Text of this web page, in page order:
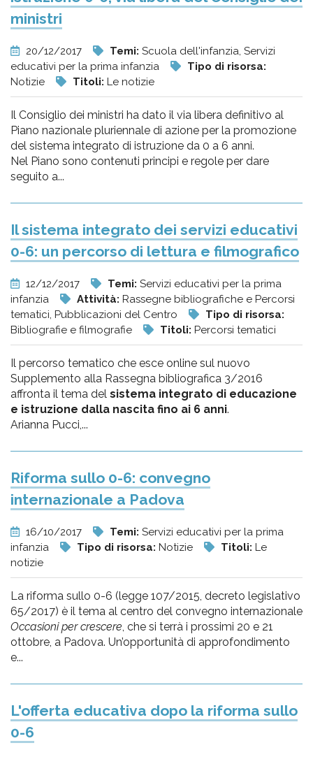
ministri
20/12/2017 Temi: Scuola dell'infanzia, Servizi
educativi per la prima infanzia
Tipo di risorsa:
Notizie
Titoli: Le notizie
Il Consiglio dei ministri ha dato il via libera definitivo al
Piano nazionale pluriennale di azione per la promozione
del sistema integrato di istruzione da 0 a 6 anni.
Nel Piano sono contenuti principi e regole per dare
seguito a...
Il sistema integrato dei servizi educativi
0-6: un percorso di lettura e filmografico
12/12/2017 Temi: Servizi educativi per la prima
infanzia
Attività: Rassegne bibliografiche e Percorsi
tematici, Pubblicazioni del Centro
Tipo di risorsa:
Bibliografie e filmografie
Titoli: Percorsi tematici
Il percorso tematico che esce online sul nuovo
Supplemento alla Rassegna bibliografica 3/2016
affronta il tema del sistema integrato di educazione
e istruzione dalla nascita fino ai 6 anni.
Arianna Pucci,...
Riforma sullo 0-6: convegno
internazionale a Padova
16/10/2017 Temi: Servizi educativi per la prima
infanzia
Tipo di risorsa: Notizie Titoli: Le
notizie
La riforma sullo 0-6 (legge 107/2015, decreto legislativo
65/2017) è il tema al centro del convegno internazionale
Occasioni per crescere, che si terrà i prossimi 20 e 21
ottobre, a Padova. Un’opportunità di approfondimento
e...
L'offerta educativa dopo la riforma sullo
0-6